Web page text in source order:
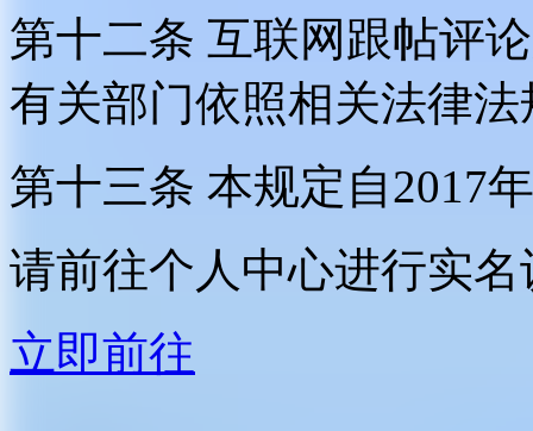
第十二条 互联网跟帖评
有关部门依照相关法律
第十三条 本规定自2017
请前往个人中心进行实名
立即前往